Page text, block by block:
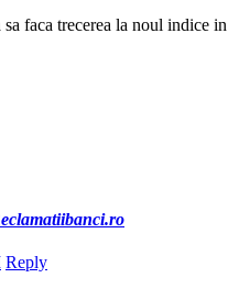
faca trecerea la noul indice in
Reply